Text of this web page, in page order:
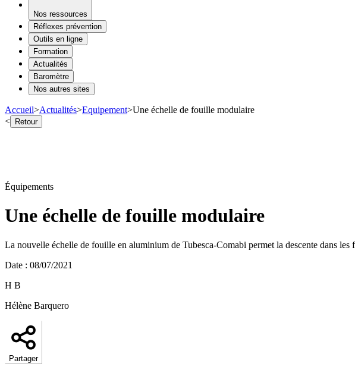
Nos ressources
Réflexes prévention
Outils en ligne
Formation
Actualités
Baromètre
Nos autres sites
Accueil>Actualités>Equipement>Une échelle de fouille modulaire
< Retour
Équipements
Une échelle de fouille modulaire
La nouvelle échelle de fouille en aluminium de Tubesca-Comabi permet la descente dans les
Date : 08/07/2021
H B
Hélène Barquero
Partager